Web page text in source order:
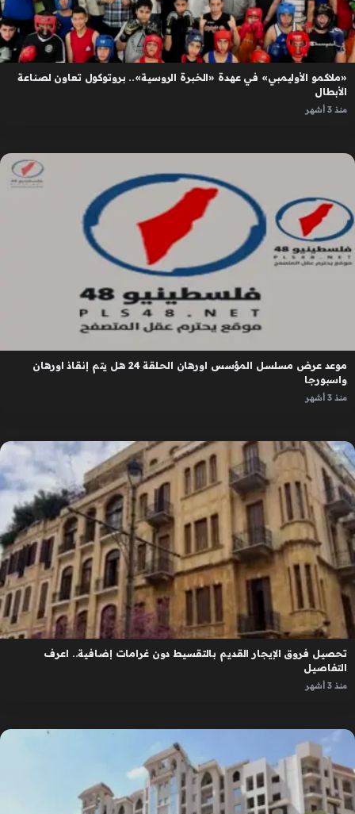
«ملاكمو الأوليمبي» في عهدة «الخبرة الروسية».. بروتوكول تعاون لصناعة
الأبطال
منذ 3 أشهر
موعد عرض مسلسل المؤسس اورهان الحلقة 24 هل يتم إنقاذ اورهان
واسبورجا
منذ 3 أشهر
تحصيل فروق الإيجار القديم بالتقسيط دون غرامات إضافية.. اعرف
التفاصيل
منذ 3 أشهر